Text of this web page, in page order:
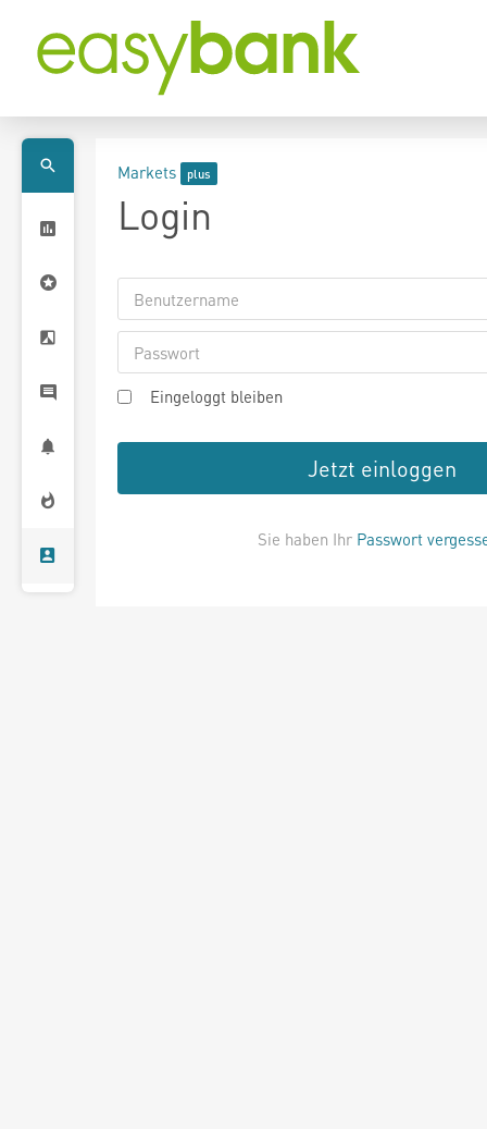
Markets
Login
Eingeloggt bleiben
Jetzt einloggen
Sie haben Ihr Passwort